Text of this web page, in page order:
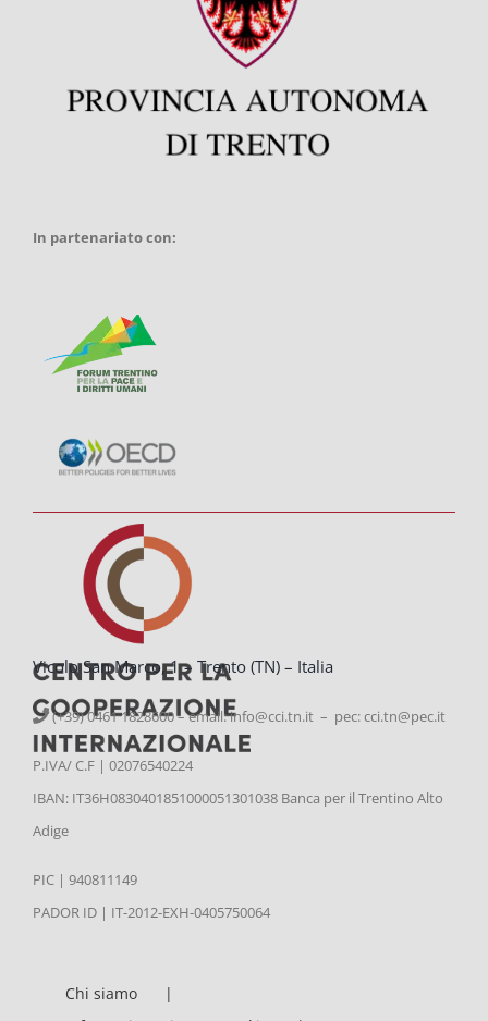
In partenariato con:
Vicolo San Marco, 1 – Trento (TN) – Italia
(+39) 0461 1828600 – email:info@cci.tn.it – pec: cci.tn@pec.it
P.IVA/ C.F | 02076540224
IBAN: IT36H0830401851000051301038 Banca per il Trentino Alto
Adige
PIC | 940811149
PADOR ID | IT-2012-EXH-0405750064
Chi siamo